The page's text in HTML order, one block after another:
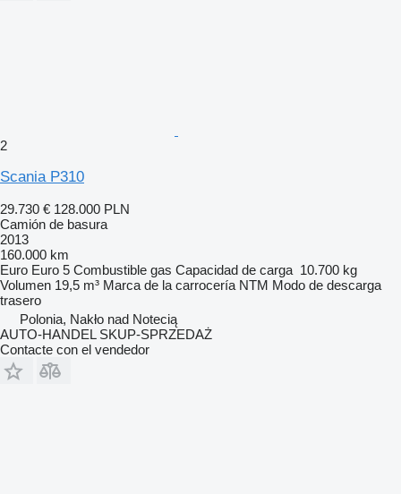
2
Scania P310
29.730 € 128.000 PLN
Camión de basura
2013
160.000 km
Euro Euro 5 Combustible gas Capacidad de carga 10.700 kg
Volumen 19,5 m³ Marca de la carrocería NTM Modo de descarga
trasero
Polonia, Nakło nad Notecią
AUTO-HANDEL SKUP-SPRZEDAŻ
Contacte con el vendedor